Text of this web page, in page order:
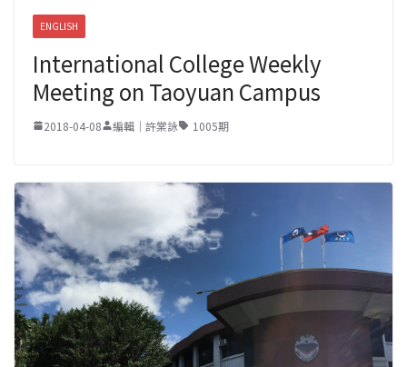
ENGLISH
International College Weekly
Meeting on Taoyuan Campus
2018-04-08 編輯｜許棠詠 1005期